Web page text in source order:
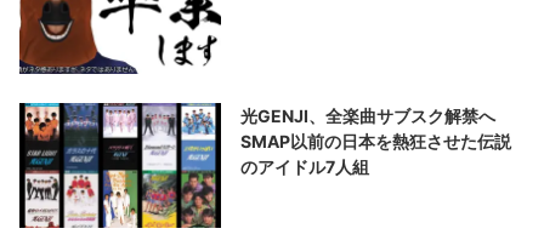
光GENJI、全楽曲サブスク解禁へ
SMAP以前の日本を熱狂させた伝説
のアイドル7人組